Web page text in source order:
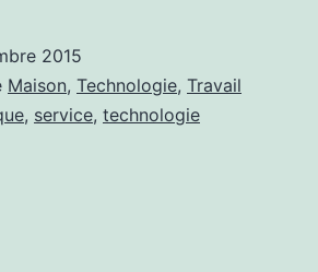
de
son
2015
Maison, Technologie, Travail
, service, technologie